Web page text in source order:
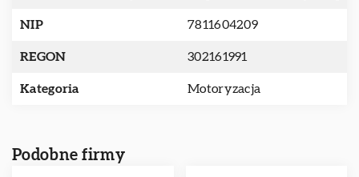
NIP 7811604209
REGON 302161991
Kategoria Motoryzacja
Podobne firmy